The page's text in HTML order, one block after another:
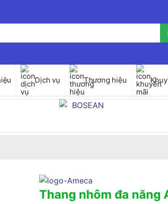
Dịch vụ Thương hiệu
Thang nhôm đa năng